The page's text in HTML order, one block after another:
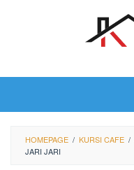
HOMEPAGE / KURSI CAFE /
JARI JARI